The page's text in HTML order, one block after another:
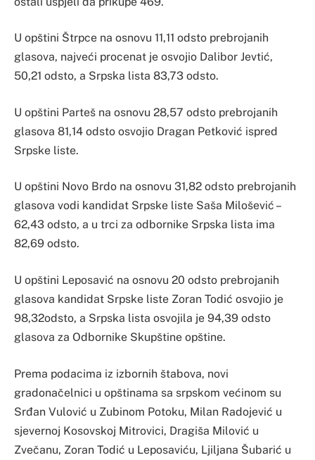
U opštini Štrpce na osnovu 11,11 odsto prebrojanih
glasova, najveći procenat je osvojio Dalibor Jevtić,
50,21 odsto, a Srpska lista 83,73 odsto.
U opštini Parteš na osnovu 28,57 odsto prebrojanih
glasova 81,14 odsto osvojio Dragan Petković ispred
Srpske liste.
U opštini Novo Brdo na osnovu 31,82 odsto prebrojanih
glasova vodi kandidat Srpske liste Saša Milošević –
62,43 odsto, a u trci za odbornike Srpska lista ima
82,69 odsto.
U opštini Leposavić na osnovu 20 odsto prebrojanih
glasova kandidat Srpske liste Zoran Todić osvojio je
98,32odsto, a Srpska lista osvojila je 94,39 odsto
glasova za Odbornike Skupštine opštine.
Prema podacima iz izbornih štabova, novi
gradonačelnici u opštinama sa srpskom većinom su
Srđan Vulović u Zubinom Potoku, Milan Radojević u
sjevernoj Kosovskoj Mitrovici, Dragiša Milović u
Zvečanu, Zoran Todić u Leposaviću, Ljiljana Šubarić u